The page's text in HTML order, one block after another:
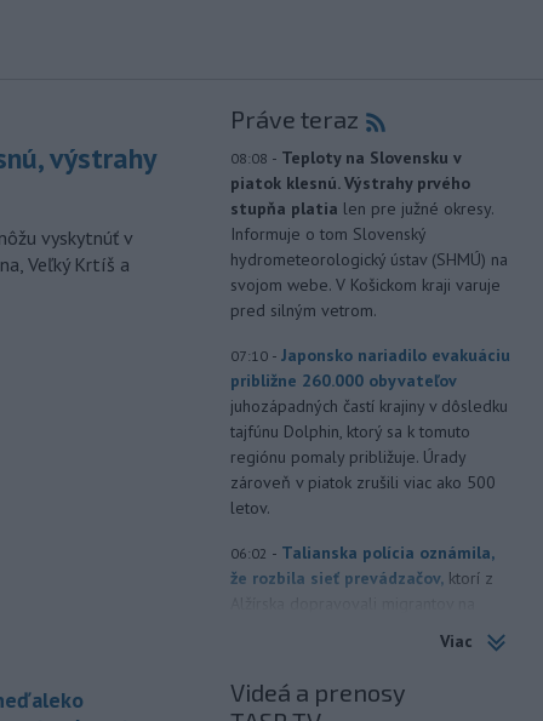
výstrahy
vyskytnúť v
Veľký Krtíš a
Práve teraz
08:08 - Teploty na Slovensku v
piatok klesnú. Výstrahy prvého
stupňa platia len pre južné okresy.
Informuje o tom Slovenský
hydrometeorologický ústav (SHMÚ) na
svojom webe. V Košickom kraji varuje
pred silným vetrom.
07:10 - Japonsko nariadilo evakuáciu
približne 260.000 obyvateľov
juhozápadných častí krajiny v dôsledku
tajfúnu Dolphin, ktorý sa k tomuto
regiónu pomaly približuje. Úrady
zároveň v piatok zrušili viac ako 500
letov.
06:02 - Talianska polícia oznámila,
že rozbila sieť prevádzačov, ktorí z
osem ľudí, informuje TASR podľa
správy agentúry AFP.
Viac
Videá a prenosy